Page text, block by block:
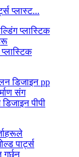
प्लास्ट...
पीपी